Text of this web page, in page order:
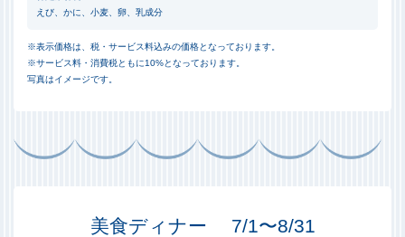
えび、かに、小麦、卵、乳成分
※表示価格は、税・サービス料込みの価格となっております。
※サービス料・消費税ともに10%となっております。
写真はイメージです。
美食ディナー 7/1〜8/31